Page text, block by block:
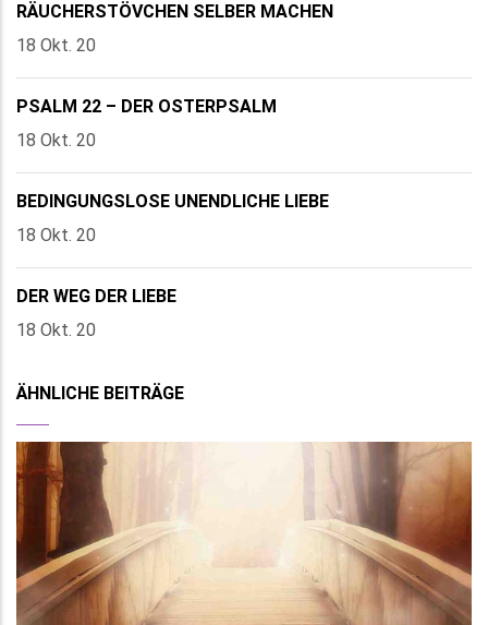
RÄUCHERSTÖVCHEN SELBER MACHEN
18 Okt. 20
PSALM 22 – DER OSTERPSALM
18 Okt. 20
BEDINGUNGSLOSE UNENDLICHE LIEBE
18 Okt. 20
DER WEG DER LIEBE
18 Okt. 20
ÄHNLICHE BEITRÄGE